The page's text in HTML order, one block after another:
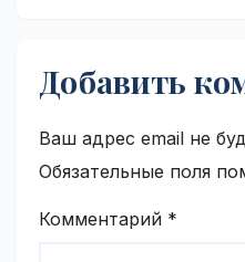
Добавить
Ваш адрес email не
Обязательные поля
Комментарий *